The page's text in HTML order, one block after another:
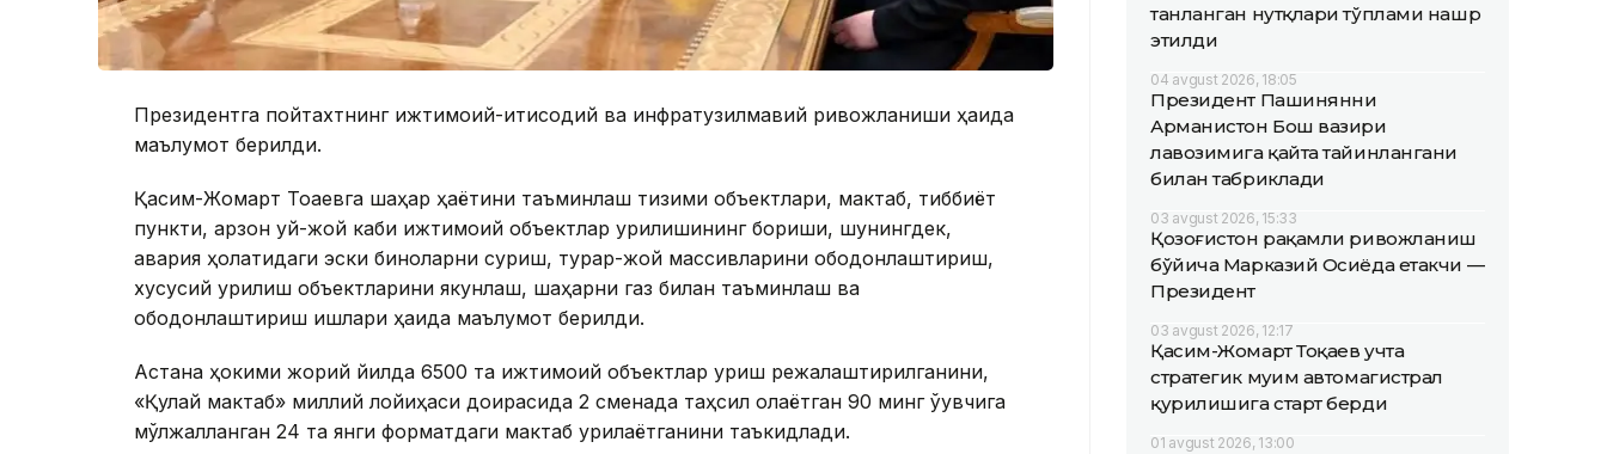
Президентга пойтахтнинг ижтимоий-иқтисодий ва инфратузилмавий ривожланиши ҳақида
маълумот берилди.
Қасим-Жомарт Тоқаевга шаҳар ҳаётини таъминлаш тизими объектлари, мактаб, тиббиёт
пункти, арзон уй-жой каби ижтимоий объектлар қурилишининг бориши, шунингдек,
авария ҳолатидаги эски биноларни суриш, турар-жой массивларини ободонлаштириш,
хусусий қурилиш объектларини якунлаш, шаҳарни газ билан таъминлаш ва
ободонлаштириш ишлари ҳақида маълумот берилди.
Астана ҳокими жорий йилда 6500 та ижтимоий объектлар қуриш режалаштирилганини,
«Қулай мактаб» миллий лойиҳаси доирасида 2 сменада таҳсил олаётган 90 минг ўқувчига
мўлжалланган 24 та янги форматдаги мактаб қурилаётганини таъкидлади.
танланган нутқлари тўплами нашр
этилди
04 avgust 2026, 18:05
Президент Пашинянни
Арманистон Бош вазири
лавозимига қайта тайинлангани
билан табриклади
03 avgust 2026, 15:33
Қозоғистон рақамли ривожланиш
бўйича Марказий Осиёда етакчи —
Президент
03 avgust 2026, 12:17
Қасим-Жомарт Тоқаев учта
стратегик муҳим автомагистрал
қурилишига старт берди
01 avgust 2026, 13:00